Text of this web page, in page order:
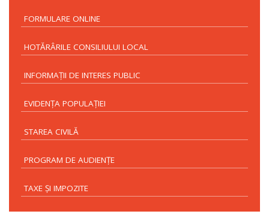
FORMULARE ONLINE
HOTĂRÂRILE CONSILIULUI LOCAL
INFORMAŢII DE INTERES PUBLIC
EVIDENŢA POPULAŢIEI
STAREA CIVILĂ
PROGRAM DE AUDIENŢE
TAXE ŞI IMPOZITE